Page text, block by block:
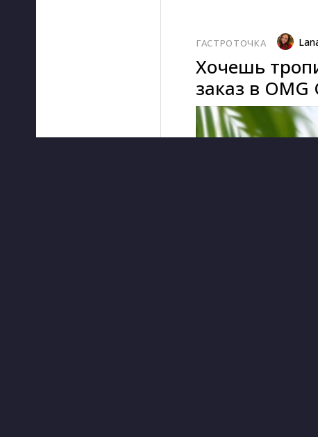
ГАСТРОТОЧКА
Хочешь
заказ в OMG